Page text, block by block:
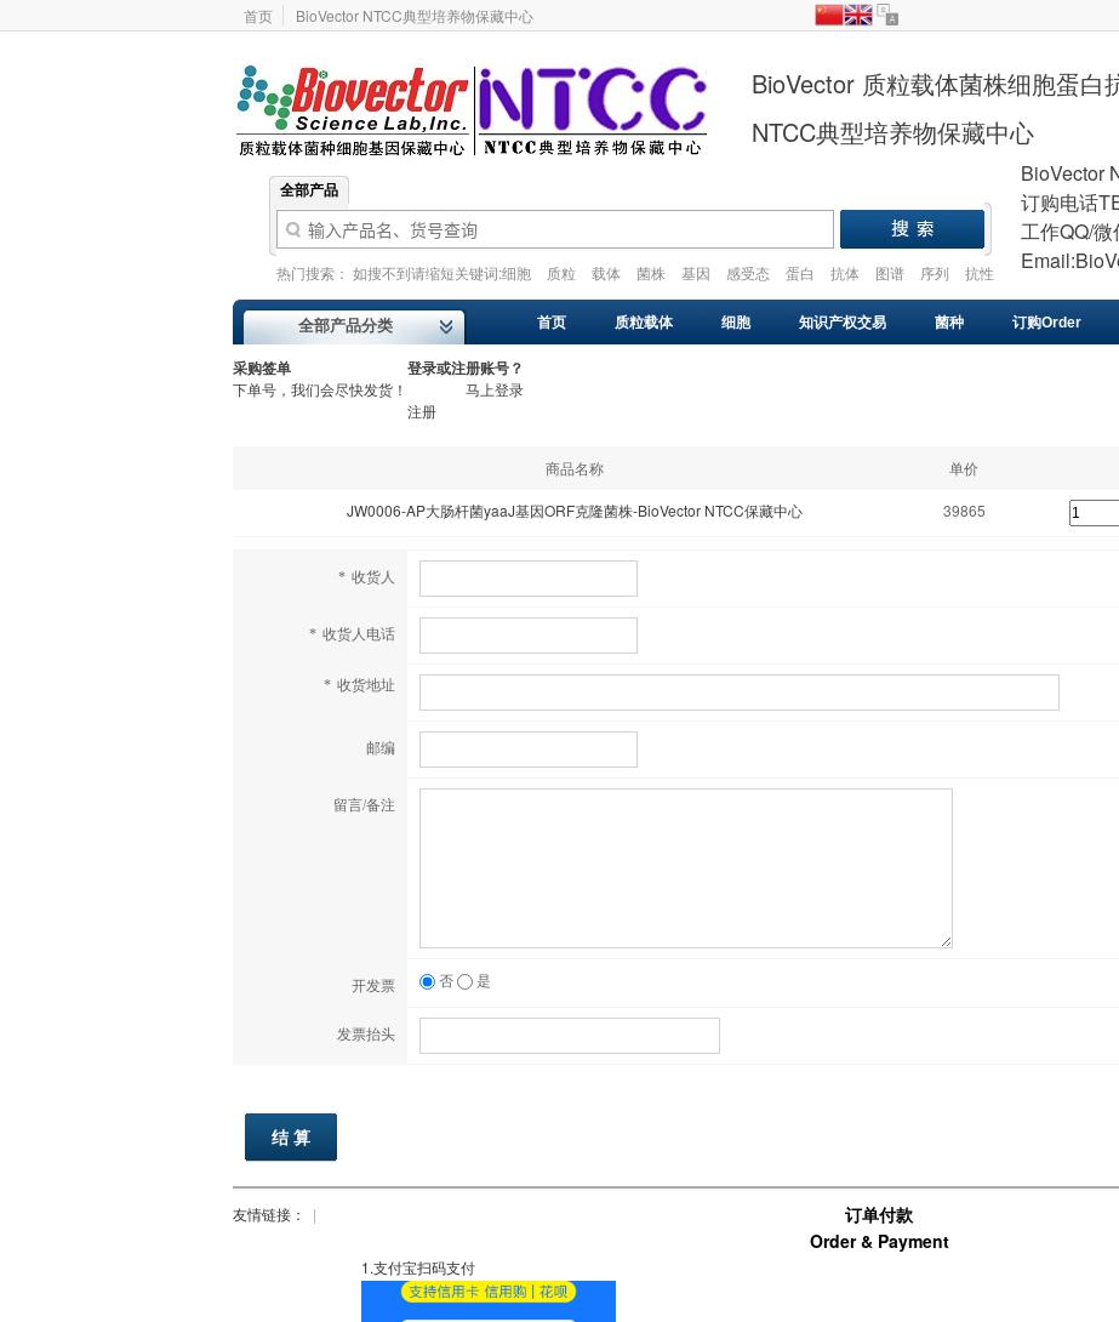
首页 BioVector NTCC典型培养物保藏中心
BioVector 质粒载体菌株细胞蛋白
NTCC典型培养物保藏中心
全部产品
热门搜索： 如搜不到请缩短关键词:细胞 质粒 载体 菌株 基因 感受态 蛋白 抗体 图谱 序列
抗性
BioVector
订购电话
工作QQ/微
全部产品分类 首页 质粒载体 细胞 知识产权交易 菌种 订购Order
采购签单
下单号，我们会尽快发货！
登录或注册账号？
马上登录
注册
商品名称 单价
JW0006-AP大肠杆菌yaaJ基因ORF克隆菌株-BioVector NTCC保藏中心 39865
* 收货人
* 收货人电话
* 收货地址
邮编
留言/备注
开发票 否 是
发票抬头
友情链接： |
订单付款
Order & Payment
1.支付宝扫码支付